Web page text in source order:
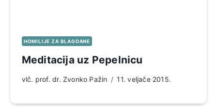
HOMILIJE ZA BLAGDANE
Meditacija uz Pepelnicu
vlč. prof. dr. Zvonko Pažin 11. veljače 2015.